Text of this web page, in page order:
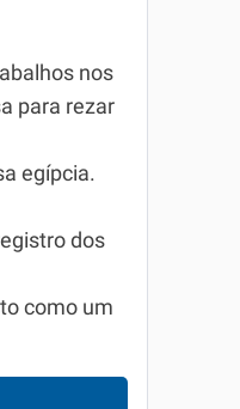
nos
para rezar
egípcia.
dos
como um